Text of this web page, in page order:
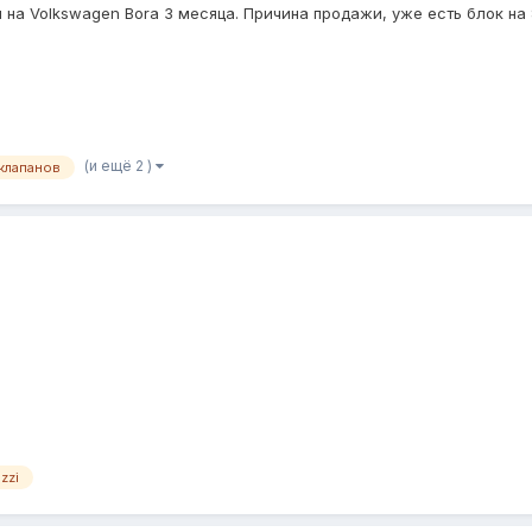
Volkswagen Bora 3 месяца. Причина продажи, уже есть блок на
(и ещё 2 )